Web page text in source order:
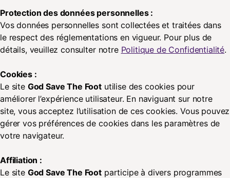
Protection des données personnelles :
Vos données personnelles sont collectées et traitées dans
le respect des réglementations en vigueur. Pour plus de
détails, veuillez consulter notre Politique de Confidentialité.
Cookies :
Le site God Save The Foot utilise des cookies pour
améliorer l’expérience utilisateur. En naviguant sur notre
site, vous acceptez l’utilisation de ces cookies. Vous pouvez
gérer vos préférences de cookies dans les paramètres de
votre navigateur.
Affiliation :
Le site God Save The Foot participe à divers programmes